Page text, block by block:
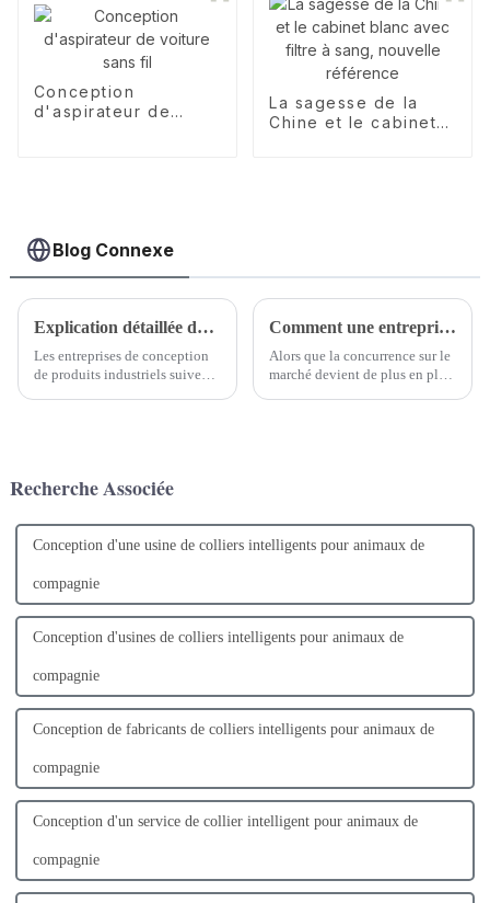
Conception
d'aspirateur de
La sagesse de la
Chine et le cabinet
Blog Connexe
Explication détaillée du processus de conception créative des entreprises de conception de produits industriels
Les entreprises de conception
de produits industriels suivent
innovante et p...
Comment une entreprise professionnelle de conception de produits industriels peut-elle aider les entreprises à innover en matière de produits ?
Alors que la concurrence sur le
marché devient de plus en plus
Recherche Associée
Conception d'une usine de colliers intelligents pour animaux de
compagnie
Conception d'usines de colliers intelligents pour animaux de
compagnie
Conception de fabricants de colliers intelligents pour animaux de
compagnie
Conception d'un service de collier intelligent pour animaux de
compagnie